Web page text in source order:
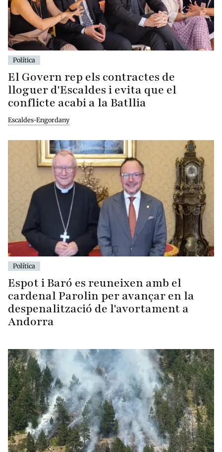
Política
El Govern rep els contractes de
lloguer d'Escaldes i evita que el
conflicte acabi a la Batllia
Escaldes-Engordany
Política
Espot i Baró es reuneixen amb el
cardenal Parolin per avançar en la
despenalització de l'avortament a
Andorra